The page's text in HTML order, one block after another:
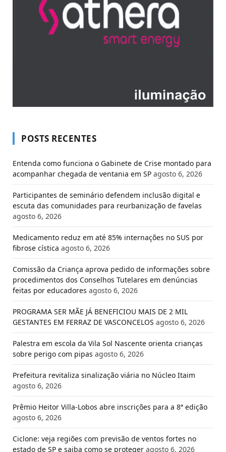
POSTS RECENTES
Entenda como funciona o Gabinete de Crise montado para
acompanhar chegada de ventania em SP agosto 6, 2026
Participantes de seminário defendem inclusão digital e
escuta das comunidades para reurbanização de favelas
agosto 6, 2026
Medicamento reduz em até 85% internações no SUS por
fibrose cística agosto 6, 2026
Comissão da Criança aprova pedido de informações sobre
procedimentos dos Conselhos Tutelares em denúncias
feitas por educadores agosto 6, 2026
PROGRAMA SER MÃE JÁ BENEFICIOU MAIS DE 2 MIL
GESTANTES EM FERRAZ DE VASCONCELOS agosto 6, 2026
Palestra em escola da Vila Sol Nascente orienta crianças
sobre perigo com pipas agosto 6, 2026
Prefeitura revitaliza sinalização viária no Núcleo Itaim
agosto 6, 2026
Prêmio Heitor Villa-Lobos abre inscrições para a 8ª edição
agosto 6, 2026
Ciclone: veja regiões com previsão de ventos fortes no
estado de SP e saiba como se proteger agosto 6, 2026